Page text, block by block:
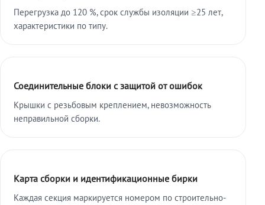
Перегрузка до 120 %, срок службы изоляции ≥25 лет,
характеристики по типу.
Соединительные блоки с защитой от ошибок
Крышки с резьбовым креплением, невозможность
неправильной сборки.
Карта сборки и идентификационные бирки
Каждая секция маркируется номером по строительно-